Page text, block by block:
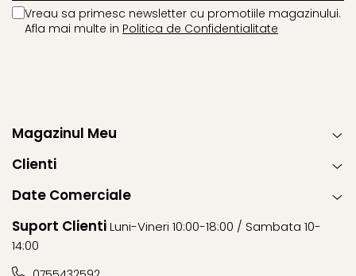
Vreau sa primesc newsletter cu promotiile magazinului.
Afla mai multe in Politica de Confidentialitate
Magazinul Meu
Clienti
Date Comerciale
Suport ClientiLuni-Vineri 10:00-18:00 / Sambata 10-
14:00